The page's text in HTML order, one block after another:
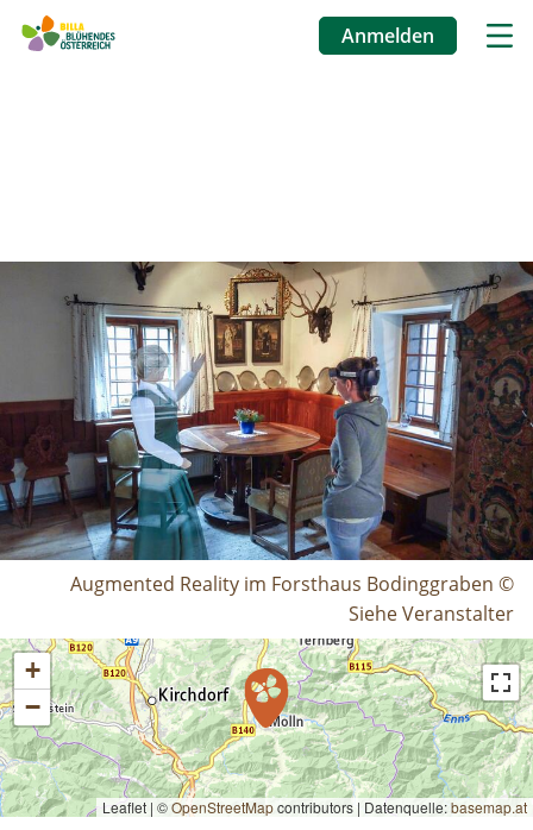
Anmelden
Augmented Reality im Forsthaus Bodinggraben ©
Siehe Veranstalter
+
−
Leaflet | ©OpenStreetMapcontributors | Datenquelle:basemap.at